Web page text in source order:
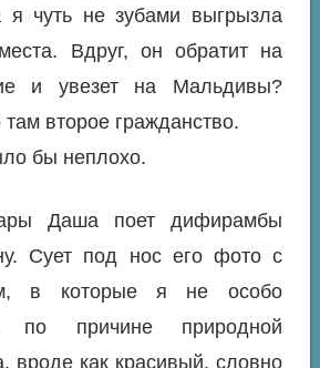
я чуть не зубами выгрызла
Вдруг, он обратит на
и увезет на Мальдивы?
там второе гражданство.
бы неплохо.
Даша поет дифирамбы
Сует под нос его фото с
в которые я не особо
по причине природной
вроде как красивый, словно